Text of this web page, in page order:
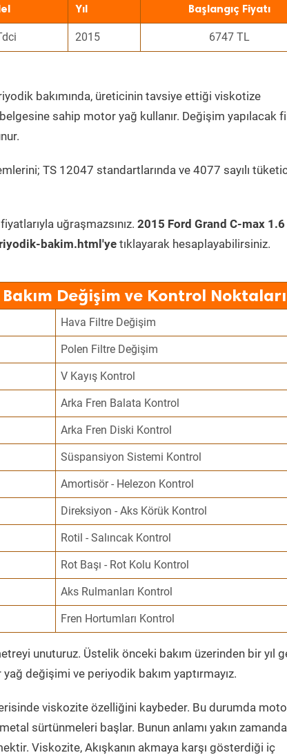
Yıl Başlangıç Fiyatı
2015 6747 TL
bakımında, üreticinin tavsiye ettiği viskotize
sahip motor yağ kullanır. Değişim yapılacak
TS 12047 standartlarında ve 4077 sayılı
uğraşmazsınız. 2015 Ford Grand C-max
bakim.html'yetıklayarak hesaplayabilirsiniz.
Değişim ve Kontrol Noktaları
Hava Filtre Değişim
Polen Filtre Değişim
V Kayış Kontrol
Arka Fren Balata Kontrol
Arka Fren Diski Kontrol
Süspansiyon Sistemi Kontrol
Amortisör - Helezon Kontrol
Direksiyon - Aks Körük Kontrol
Rotil - Salıncak Kontrol
Rot Başı - Rot Kolu Kontrol
Aks Rulmanları Kontrol
Fren Hortumları Kontrol
unuturuz. Üstelik önceki bakım üzerinden bir yıl
değişimi ve periyodik bakım yaptırmayız.
viskozite özelliğini kaybeder. Bu durumda
sürtünmeleri başlar. Bunun anlamı yakın zamanda
Viskozite, Akışkanın akmaya karşı gösterdiği iç